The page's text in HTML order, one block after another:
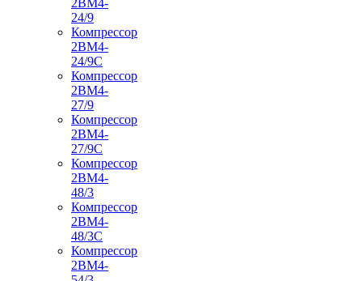
2ВМ4-
24/9
Компрессор
2ВМ4-
24/9С
Компрессор
2ВМ4-
27/9
Компрессор
2ВМ4-
27/9С
Компрессор
2ВМ4-
48/3
Компрессор
2ВМ4-
48/3С
Компрессор
2ВМ4-